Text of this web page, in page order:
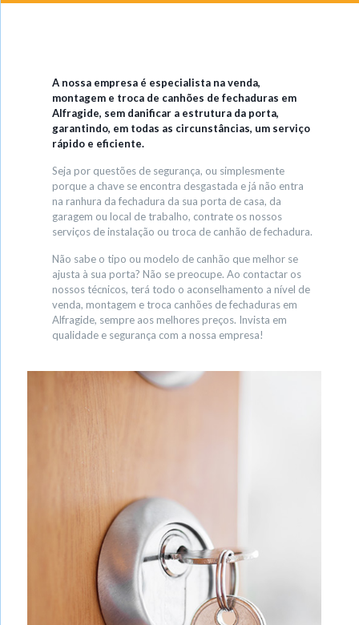
A nossa empresa é especialista na venda,
montagem e troca de canhões de fechaduras em
Alfragide, sem danificar a estrutura da porta,
garantindo, em todas as circunstâncias, um serviço
rápido e eficiente.
Seja por questões de segurança, ou simplesmente
porque a chave se encontra desgastada e já não entra
na ranhura da fechadura da sua porta de casa, da
garagem ou local de trabalho, contrate os nossos
serviços de instalação ou troca de canhão de fechadura.
Não sabe o tipo ou modelo de canhão que melhor se
ajusta à sua porta? Não se preocupe. Ao contactar os
nossos técnicos, terá todo o aconselhamento a nível de
venda, montagem e troca canhões de fechaduras em
Alfragide, sempre aos melhores preços. Invista em
qualidade e segurança com a nossa empresa!